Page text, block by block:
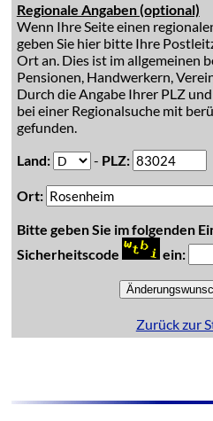
Regionale Angaben (optional)
Wenn Ihre Seite einen
geben Sie hier bitte Ihre
Ort an. Dies ist im allgemeinen
Pensionen, Handwerkern,
Durch die Angabe Ihrer PLZ
bei einer Regionalsuche mit
gefunden.
Land:
- PLZ:
Ort:
Bitte geben Sie im folgenden
Sicherheitscode
ein:
Zurück zur